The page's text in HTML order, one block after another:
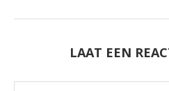
LAAT EEN